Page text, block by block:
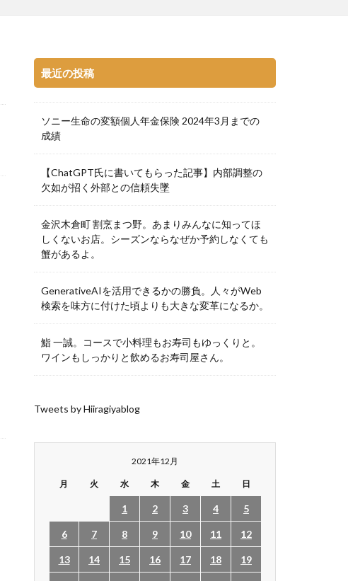
最近の投稿
ソニー生命の変額個人年金保険 2024年3月までの
成績
【ChatGPT氏に書いてもらった記事】内部調整の
欠如が招く外部との信頼失墜
金沢木倉町 割烹まつ野。あまりみんなに知ってほ
しくないお店。シーズンならなぜか予約しなくても
蟹があるよ。
GenerativeAIを活用できるかの勝負。人々がWeb
検索を味方に付けた頃よりも大きな変革になるか。
鮨 一誠。コースで小料理もお寿司もゆっくりと。
ワインもしっかりと飲めるお寿司屋さん。
Tweets by Hiiragiyablog
2021年12月
月 火 水 木 金 土 日
1 2 3 4 5
6 7 8 9 10 11 12
13 14 15 16 17 18 19